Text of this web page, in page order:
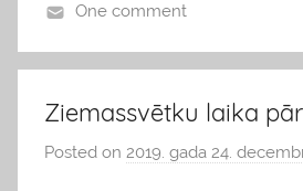
l
g
s
One comment
Ziemassvētku laika
Posted on 2019. gada 24.